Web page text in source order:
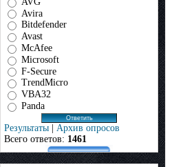
Avira
Bitdefender
Avast
McAfee
Microsoft
F-Secure
TrendMicro
VBA32
Panda
Результаты | Архив опросов
Всего ответов: 1461